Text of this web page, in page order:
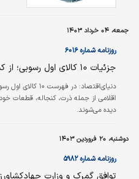
جمعه، ۰۴ خرداد ۱۴۰۳
روزنامه شماره ۶۰۱۶
جزئیات ۱۰ کالای اول رسوبی؛ از کشنده تا قطعات خودرو
دنیای‌اقتصاد:
اقلامی از جمله ذرت، کنجاله، قطعات
دیده می‌شوند.
دوشنبه، ۲۰ فروردین ۱۴۰۳
روزنامه شماره ۵۹۸۲
توافق گمرک و وزارت